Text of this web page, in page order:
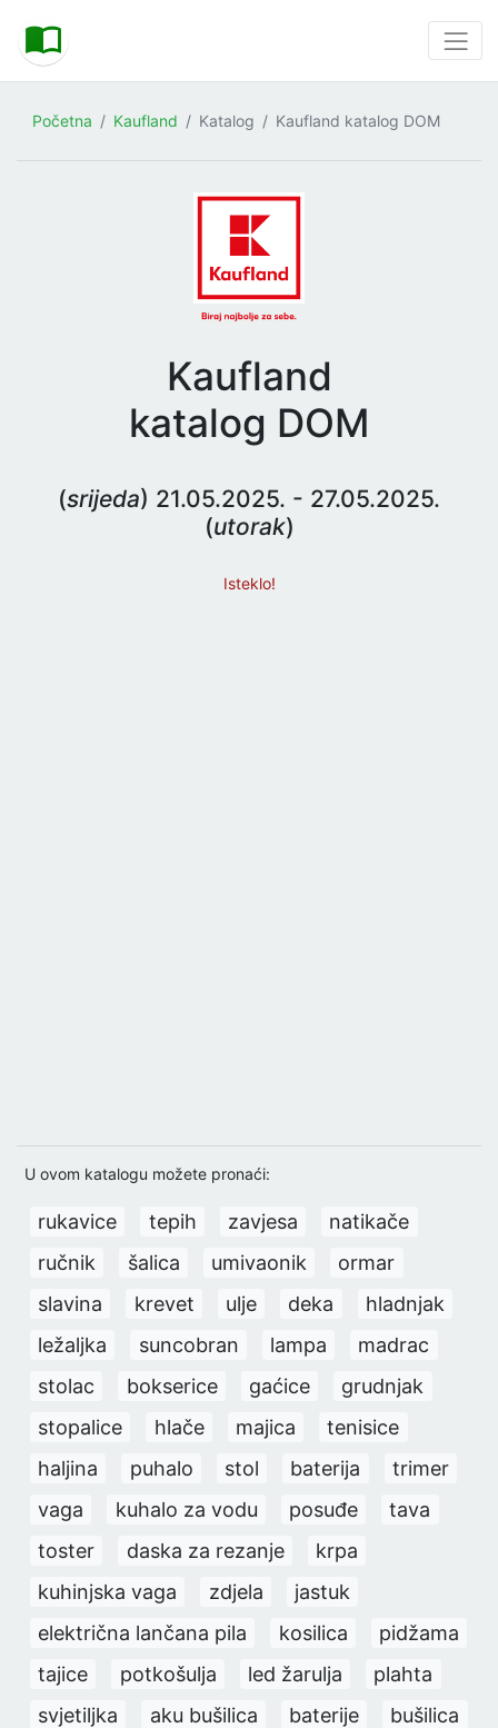
Početna Kaufland Katalog Kaufland katalog DOM
Kaufland
katalog DOM
(srijeda) 21.05.2025. - 27.05.2025.
(utorak)
Isteklo!
U ovom katalogu možete pronaći:
rukavice tepih zavjesa
natikače
ručnik
šalica umivaonik
ormar
slavina
krevet ulje deka
hladnjak
ležaljka
suncobran lampa
madrac
stolac
bokserice gaćice
grudnjak
stopalice
hlače majica
tenisice
haljina
puhalo stol baterija
trimer
vaga
kuhalo za vodu posuđe
tava
toster
daska za rezanje
krpa
kuhinjska vaga
zdjela
jastuk
električna lančana pila
kosilica
pidžama
tajice
potkošulja led žarulja
plahta
svjetiljka
aku bušilica baterije
bušilica